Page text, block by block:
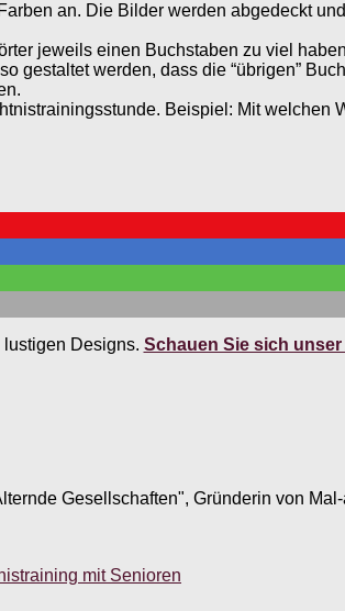
an. Die Bilder werden abgedeckt
jeweils einen Buchstaben zu viel
gestaltet werden, dass die “übrigen”
Beispiel: Mit welchen
Designs. Schauen Sie sich
Gesellschaften", Gründerin von
mit Senioren